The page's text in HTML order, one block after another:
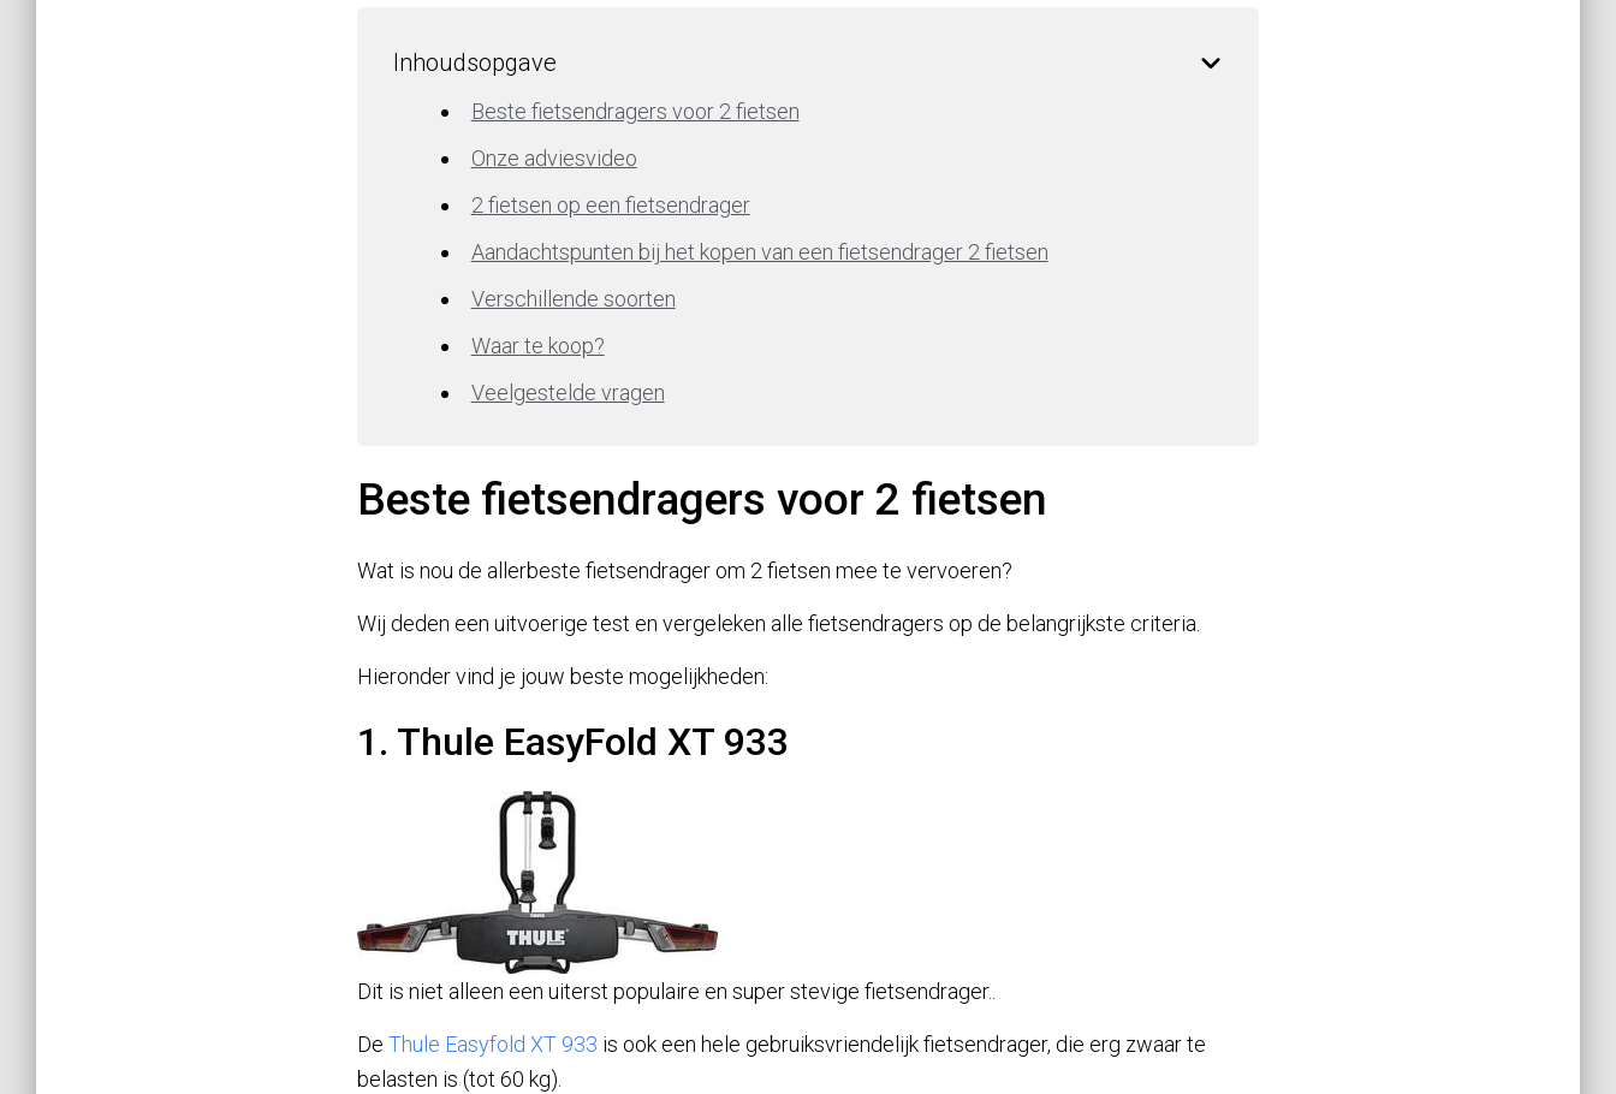
Inhoudsopgave
Beste fietsendragers voor 2 fietsen
Onze adviesvideo
2 fietsen op een fietsendrager
Aandachtspunten bij het kopen van een fietsendrager 2 fietsen
Verschillende soorten
Waar te koop?
Veelgestelde vragen
Beste fietsendragers voor 2 fietsen
Wat is nou de allerbeste fietsendrager om 2 fietsen mee te vervoeren?
Wij deden een uitvoerige test en vergeleken alle fietsendragers op de belangrijkste criteria.
Hieronder vind je jouw beste mogelijkheden:
1. Thule EasyFold XT 933
Dit is niet alleen een uiterst populaire en super stevige fietsendrager..
De Thule Easyfold XT 933 is ook een hele gebruiksvriendelijk fietsendrager, die erg zwaar te
belasten is (tot 60 kg).